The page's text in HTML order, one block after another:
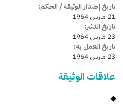
تاريخ إصدار الوثيقة / الحكم:
21 مارس 1964
تاريخ النشر:
23 مارس 1964
تاريخ العمل به:
23 مارس 1964
علاقات الوثيقة